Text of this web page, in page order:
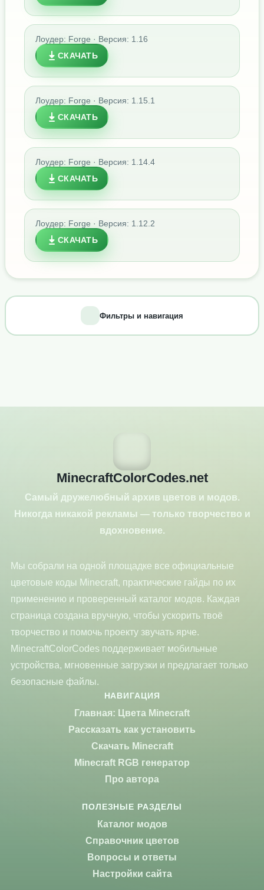
Лоудер: Forge · Версия: 1.16
СКАЧАТЬ
Лоудер: Forge · Версия: 1.15.1
СКАЧАТЬ
Лоудер: Forge · Версия: 1.14.4
СКАЧАТЬ
Лоудер: Forge · Версия: 1.12.2
СКАЧАТЬ
Фильтры и навигация
MinecraftColorCodes.net
Самый дружелюбный архив цветов и модов.
Никогда никакой рекламы — только творчество и
вдохновение.
Мы собрали на одной площадке все официальные
цветовые коды Minecraft, практические гайды по их
применению и проверенный каталог модов. Каждая
страница создана вручную, чтобы ускорить твоё
творчество и помочь проекту звучать ярче.
MinecraftColorCodes поддерживает мобильные
устройства, мгновенные загрузки и предлагает только
безопасные файлы.
НАВИГАЦИЯ
Главная: Цвета Minecraft
Рассказать как установить
Скачать Minecraft
Minecraft RGB генератор
Про автора
ПОЛЕЗНЫЕ РАЗДЕЛЫ
Каталог модов
Справочник цветов
Вопросы и ответы
Настройки сайта